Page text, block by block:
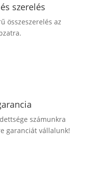
szerelés
összeszerelés az
számunkra
garanciát vállalunk!